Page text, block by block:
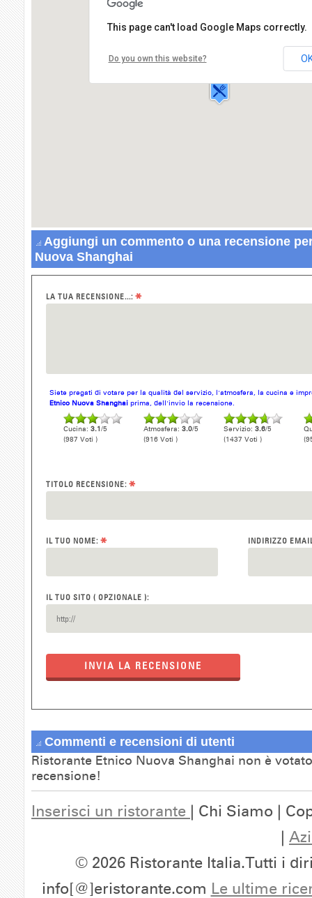
Ristorante Etnico Nuova Shanghai
Via Crocifissa di Rosa,40
25100 BRESCIA
This page can't load Google Maps correctly.
Do you own this website?
Aggiungi un commento o una recensione
Nuova Shanghai
LA TUA RECENSIONE...: *
Siete pregati di votare per la qualità del servizio, l'atmosfera, la cucina e
Etnico Nuova Shanghai prima, dell'invio la recensione.
Cucina: 3.1/5
(987 Voti )
Atmosfera: 3.0/5
(916 Voti )
Servizio: 3.6/5
(1437 Voti )
TITOLO RECENSIONE: *
IL TUO NOME: * INDIRIZZO
IL TUO SITO ( OPZIONALE ):
INVIA LA RECENSIONE
Commenti e recensioni di utenti
Ristorante Etnico Nuova Shanghai non è
recensione!
Inserisci un ristorante | Chi Siamo |
|
© 2026 Ristorante Italia.Tutti i
info[@]eristorante.com Le ultime